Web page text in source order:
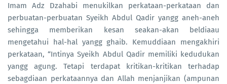
Imam Adz Dzahabi menukilkan perkataan-perkataan dan
perbuatan-perbuatan Syeikh Abdul Qadir yangg aneh-aneh
sehingga memberikan kesan seakan-akan beldiaau
mengetahui hal-hal yangg ghaib. Kemuddiaan mengakhiri
perkataan, “Intinya Syeikh Abdul Qadir memiliki kedudukan
yangg agung. Tetapi terdapat kritikan-kritikan terhadap
sebagdiaan perkataannya dan Allah menjanjikan (ampunan